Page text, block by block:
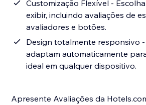
Customização Flexível -
exibir, incluindo avaliações de
avaliadores e botões.
Design totalmente responsivo -
adaptam automaticamente
ideal em qualquer dispositivo.
Apresente Avaliações da